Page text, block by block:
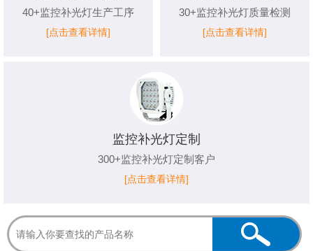
40+监控补光灯生产工序
[点击查看详情]
30+监控补光灯质量检测
[点击查看详情]
监控补光灯定制
300+监控补光灯定制客户
[点击查看详情]